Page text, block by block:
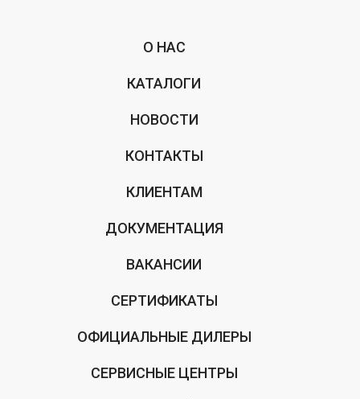
О НАС
КАТАЛОГИ
НОВОСТИ
КОНТАКТЫ
КЛИЕНТАМ
ДОКУМЕНТАЦИЯ
ВАКАНСИИ
СЕРТИФИКАТЫ
ОФИЦИАЛЬНЫЕ ДИЛЕРЫ
СЕРВИСНЫЕ ЦЕНТРЫ